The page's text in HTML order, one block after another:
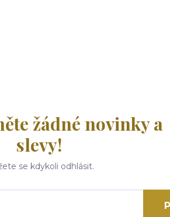
žádné novinky a
slevy!
se kdykoli odhlásit.